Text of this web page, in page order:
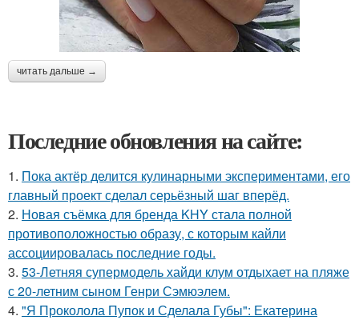
читать дальше →
Последние обновления на сайте:
1. Пока актёр делится кулинарными экспериментами, его
главный проект сделал серьёзный шаг вперёд.
2. Новая съёмка для бренда KHY стала полной
противоположностью образу, с которым кайли
ассоциировалась последние годы.
3. 53-Летняя супермодель хайди клум отдыхает на пляже
с 20-летним сыном Генри Сэмюэлем.
4. "Я Проколола Пупок и Сделала Губы": Екатерина